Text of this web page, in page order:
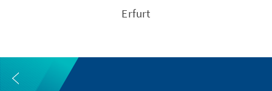
Erfurt